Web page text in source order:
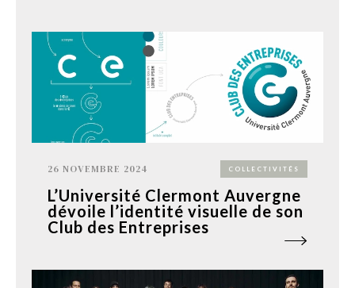
26 NOVEMBRE 2024 COLLECTIVITÉS
L’Université Clermont Auvergne
dévoile l’identité visuelle de son
Club des Entreprises